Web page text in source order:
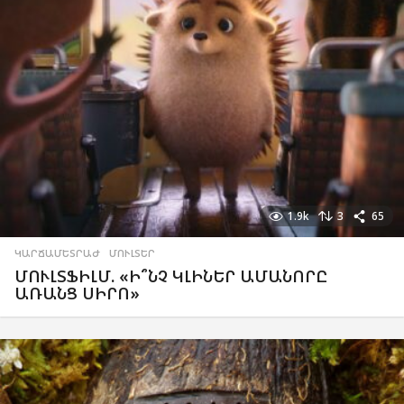
1.9k 3 65
ԿԱՐՃԱՄԵՏՐԱԺ ,ՄՈՒԼՏԵՐ
ՄՈՒԼՏՖԻԼՄ. «Ի՞ՆՉ ԿԼԻՆԵՐ ԱՄԱՆՈՐԸ
ԱՌԱՆՑ ՍԻՐՈ»